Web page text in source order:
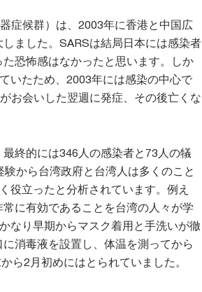
症候群）は、2003年に香港と中国広
ました。SARSは結局日本には感染者
恐怖感はなかったと思います。しか
いたため、2003年には感染の中心で
お会いした翌週に発症、その後亡くな
終的には346人の感染者と73人の犠
から台湾政府と台湾人は多くのこと
役立ったと分析されています。例え
に有効であることを台湾の人々が学
なり早期からマスク着用と手洗いが徹
消毒液を設置し、体温を測ってから
ら2月初めにはとられていました。